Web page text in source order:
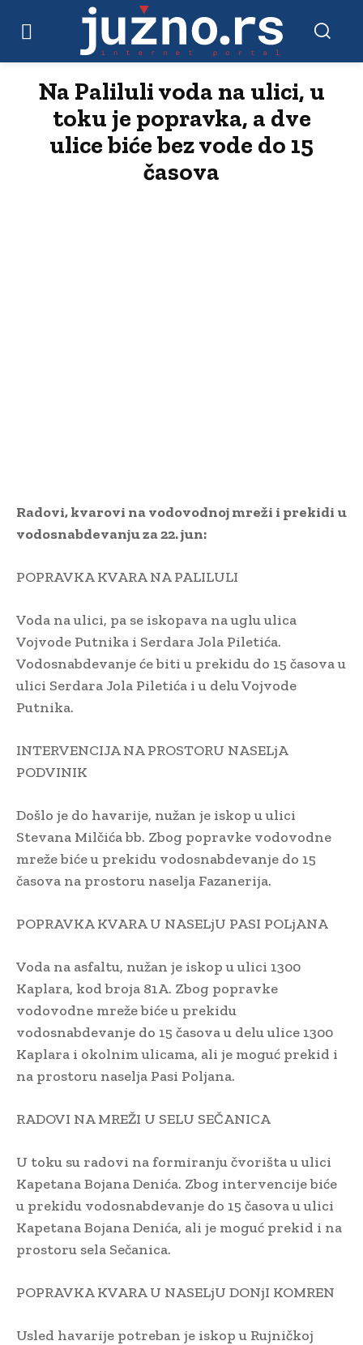
Na Paliluli voda na ulici, u
toku je popravka, a dve
ulice biće bez vode do 15
časova
Radovi, kvarovi na vodovodnoj mreži i prekidi u
vodosnabdevanju za 22. jun:
POPRAVKA KVARA NA PALILULI
Voda na ulici, pa se iskopava na uglu ulica
Vojvode Putnika i Serdara Jola Piletića.
Vodosnabdevanje će biti u prekidu do 15 časova u
ulici Serdara Jola Piletića i u delu Vojvode
Putnika.
INTERVENCIJA NA PROSTORU NASELjA
PODVINIK
Došlo je do havarije, nužan je iskop u ulici
Stevana Milčića bb. Zbog popravke vodovodne
mreže biće u prekidu vodosnabdevanje do 15
časova na prostoru naselja Fazanerija.
POPRAVKA KVARA U NASELjU PASI POLjANA
Voda na asfaltu, nužan je iskop u ulici 1300
Kaplara, kod broja 81A. Zbog popravke
vodovodne mreže biće u prekidu
vodosnabdevanje do 15 časova u delu ulice 1300
Kaplara i okolnim ulicama, ali je moguć prekid i
na prostoru naselja Pasi Poljana.
RADOVI NA MREŽI U SELU SEČANICA
U toku su radovi na formiranju čvorišta u ulici
Kapetana Bojana Denića. Zbog intervencije biće
u prekidu vodosnabdevanje do 15 časova u ulici
Kapetana Bojana Denića, ali je moguć prekid i na
prostoru sela Sečanica.
POPRAVKA KVARA U NASELjU DONjI KOMREN
Usled havarije potreban je iskop u Rujničkoj